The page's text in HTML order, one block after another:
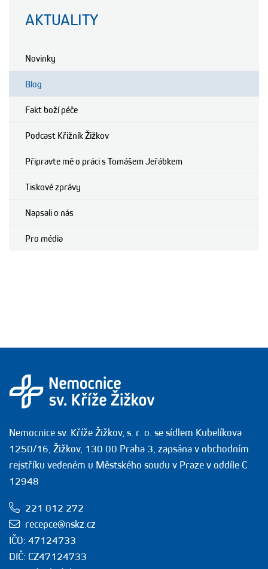
AKTUALITY
Novinky
Blog
Fakt boží péče
Podcast Křižník Žižkov
Připravte mě o práci s Tomášem Jeřábkem
Tiskové zprávy
Napsali o nás
Pro média
Nemocnice sv. Kříže Žižkov, s. r. o. se sídlem Kubelíkova
1250/16, Žižkov, 130 00 Praha 3, zapsána v obchodním
rejstříku vedeném u Městského soudu v Praze v oddíle C
12948
221 012 272
recepce@nskz.cz
IČO: 47124733
DIČ: CZ47124733